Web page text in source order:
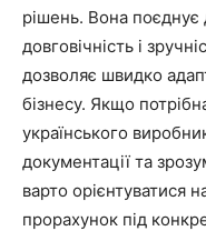
рішень. Вона поєднує
довговічність і
дозволяє швидко
бізнесу. Якщо
українського
документації та
варто орієнтуватися
прорахунок під